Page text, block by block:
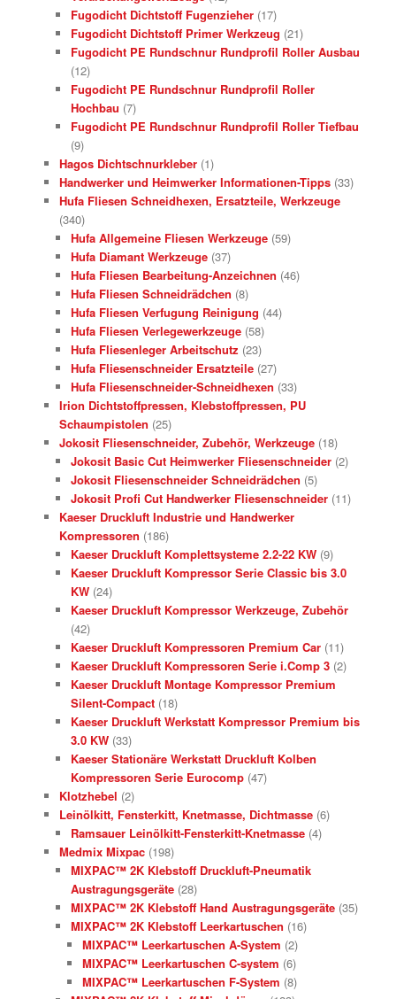
Fugodicht Dichtstoff Fugenzieher (17)
Fugodicht Dichtstoff Primer Werkzeug (21)
Fugodicht PE Rundschnur Rundprofil Roller Ausbau
(12)
Fugodicht PE Rundschnur Rundprofil Roller
Hochbau (7)
Fugodicht PE Rundschnur Rundprofil Roller Tiefbau
(9)
Hagos Dichtschnurkleber (1)
Handwerker und Heimwerker Informationen-Tipps (33)
Hufa Fliesen Schneidhexen, Ersatzteile, Werkzeuge
(340)
Hufa Allgemeine Fliesen Werkzeuge (59)
Hufa Diamant Werkzeuge (37)
Hufa Fliesen Bearbeitung-Anzeichnen (46)
Hufa Fliesen Schneidrädchen (8)
Hufa Fliesen Verfugung Reinigung (44)
Hufa Fliesen Verlegewerkzeuge (58)
Hufa Fliesenleger Arbeitschutz (23)
Hufa Fliesenschneider Ersatzteile (27)
Hufa Fliesenschneider-Schneidhexen (33)
Irion Dichtstoffpressen, Klebstoffpressen, PU
Schaumpistolen (25)
Jokosit Fliesenschneider, Zubehör, Werkzeuge (18)
Jokosit Basic Cut Heimwerker Fliesenschneider (2)
Jokosit Fliesenschneider Schneidrädchen (5)
Jokosit Profi Cut Handwerker Fliesenschneider (11)
Kaeser Druckluft Industrie und Handwerker
Kompressoren (186)
Kaeser Druckluft Komplettsysteme 2.2-22 KW (9)
Kaeser Druckluft Kompressor Serie Classic bis 3.0
KW (24)
Kaeser Druckluft Kompressor Werkzeuge, Zubehör
(42)
Kaeser Druckluft Kompressoren Premium Car (11)
Kaeser Druckluft Kompressoren Serie i.Comp 3 (2)
Kaeser Druckluft Montage Kompressor Premium
Silent-Compact (18)
Kaeser Druckluft Werkstatt Kompressor Premium bis
3.0 KW (33)
Kaeser Stationäre Werkstatt Druckluft Kolben
Kompressoren Serie Eurocomp (47)
Klotzhebel (2)
Leinölkitt, Fensterkitt, Knetmasse, Dichtmasse (6)
Ramsauer Leinölkitt-Fensterkitt-Knetmasse (4)
Medmix Mixpac (198)
MIXPAC™ 2K Klebstoff Druckluft-Pneumatik
Austragungsgeräte (28)
MIXPAC™ 2K Klebstoff Hand Austragungsgeräte (35)
MIXPAC™ 2K Klebstoff Leerkartuschen (16)
MIXPAC™ Leerkartuschen A-System (2)
MIXPAC™ Leerkartuschen C-system (6)
MIXPAC™ Leerkartuschen F-System (8)